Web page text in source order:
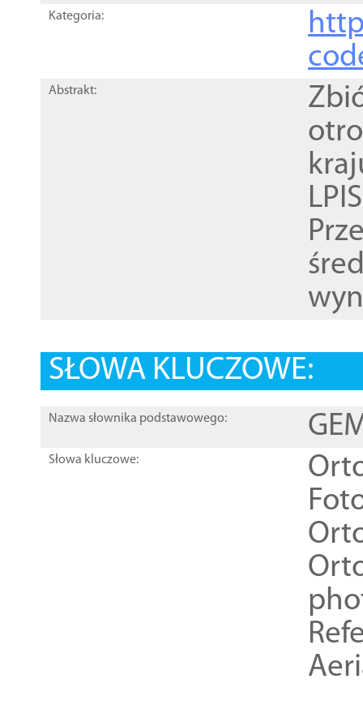
Kategoria:
Abstrakt:
SŁOWA KLUCZOWE:
Nazwa słownika podstawowego:
Słowa kluczowe: